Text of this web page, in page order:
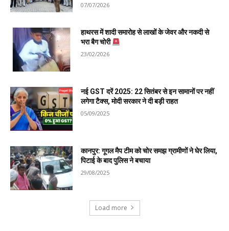
07/07/2026
हाथरस में शादी समारोह से लाखों के जेवर और नकदी से
भरा बैग चोरी
23/02/2026
नई GST दरें 2025: 22 सितंबर से इन सामानों पर नहीं
लगेगा टैक्स, मोदी सरकार ने दी बड़ी राहत
05/09/2025
कानपुर: गूगल मैप टीम को चोर समझ ग्रामीणों ने घेर लिया,
पिटाई के बाद पुलिस ने बचाया
29/08/2025
Load more